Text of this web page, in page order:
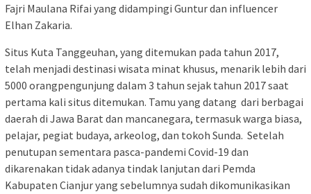
Fajri Maulana Rifai yang didampingi Guntur dan influencer
Elhan Zakaria.
Situs Kuta Tanggeuhan, yang ditemukan pada tahun 2017,
telah menjadi destinasi wisata minat khusus, menarik lebih dari
5000 orangpengunjung dalam 3 tahun sejak tahun 2017 saat
pertama kali situs ditemukan. Tamu yang datang dari berbagai
daerah di Jawa Barat dan mancanegara, termasuk warga biasa,
pelajar, pegiat budaya, arkeolog, dan tokoh Sunda. Setelah
penutupan sementara pasca-pandemi Covid-19 dan
dikarenakan tidak adanya tindak lanjutan dari Pemda
Kabupaten Cianjur yang sebelumnya sudah dikomunikasikan